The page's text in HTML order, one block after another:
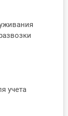
учета